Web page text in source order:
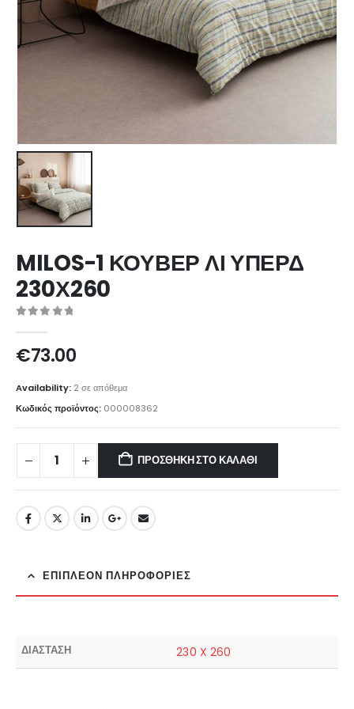
MILOS-1 ΚΟΥΒΕΡ ΛΙ ΥΠΕΡΔ
230Χ260
€73.00
Availability: 2 σε απόθεμα
Κωδικός προϊόντος: 000008362
ΠΡΟΣΘΉΚΗ ΣΤΟ ΚΑΛΆΘΙ
ΕΠΙΠΛΈΟΝ ΠΛΗΡΟΦΟΡΊΕΣ
ΔΙΑΣΤΑΣΗ 230 X 260